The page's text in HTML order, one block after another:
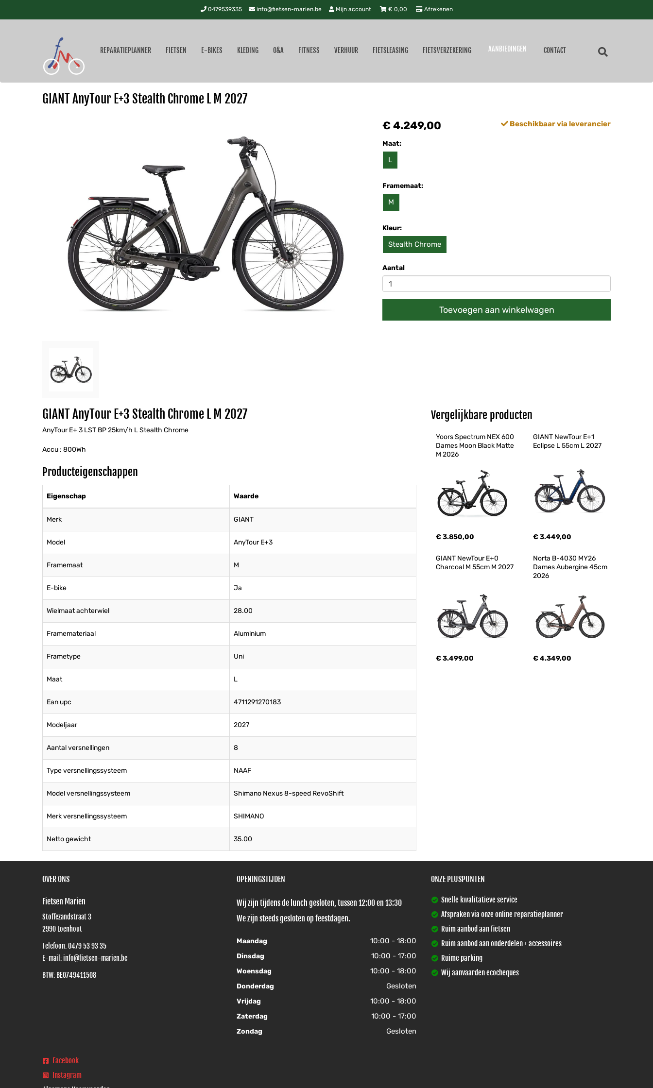
0479539335 info@fietsen-marien.be Mijn account € 0,00 Afrekenen
REPARATIEPLANNER FIETSEN E-BIKES KLEDING O&A FITNESS VERHUUR FIETSLEASING FIETSVERZEKERING AANBIEDINGEN CONTACT
GIANT AnyTour E+3 Stealth Chrome L M 2027
€ 4.249,00 Beschikbaar via leverancier
Maat:
L
Framemaat:
M
Kleur:
Stealth Chrome
Aantal
Toevoegen aan winkelwagen
GIANT AnyTour E+3 Stealth Chrome L M 2027
AnyTour E+ 3 LST BP 25km/h L Stealth Chrome
Accu : 800Wh
Producteigenschappen
Eigenschap Waarde
Merk GIANT
Model AnyTour E+3
Framemaat M
E-bike Ja
Wielmaat achterwiel 28.00
Framemateriaal Aluminium
Frametype Uni
Maat L
Ean upc 4711291270183
Modeljaar 2027
Aantal versnellingen 8
Type versnellingssysteem NAAF
Model versnellingssysteem Shimano Nexus 8-speed RevoShift
Merk versnellingssysteem SHIMANO
Netto gewicht 35.00
Vergelijkbare producten
Yoors Spectrum NEX 600
Dames Moon Black Matte
M 2026
€ 3.850,00
GIANT NewTour E+1
Eclipse L 55cm L 2027
€ 3.449,00
GIANT NewTour E+0
Charcoal M 55cm M 2027
€ 3.499,00
Norta B-4030 MY26
Dames Aubergine 45cm
2026
€ 4.349,00
OVER ONS
Fietsen Marien
Stoffezandstraat 3
2990 Loenhout
Telefoon:0479 53 93 35
E-mail: info@fietsen-marien.be
BTW: BE0749411508
OPENINGSTIJDEN
Wij zijn tijdens de lunch gesloten, tussen 12:00 en 13:30
We zijn steeds gesloten op feestdagen.
Maandag 10:00 - 18:00
Dinsdag 10:00 - 17:00
Woensdag 10:00 - 18:00
Donderdag Gesloten
Vrijdag 10:00 - 18:00
Zaterdag 10:00 - 17:00
Zondag Gesloten
ONZE PLUSPUNTEN
Snelle kwalitatieve service
Afspraken via onze online reparatieplanner
Ruim aanbod aan fietsen
Ruim aanbod aan onderdelen + accessoires
Ruime parking
Wij aanvaarden ecocheques
Facebook
Instagram